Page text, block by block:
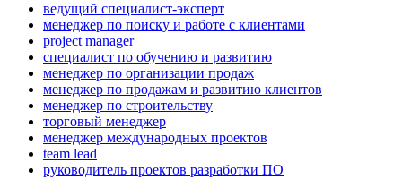
ведущий специалист-эксперт
менеджер по поиску и работе с клиентами
project manager
специалист по обучению и развитию
менеджер по организации продаж
менеджер по продажам и развитию клиентов
менеджер по строительству
торговый менеджер
менеджер международных проектов
team lead
руководитель проектов разработки ПО